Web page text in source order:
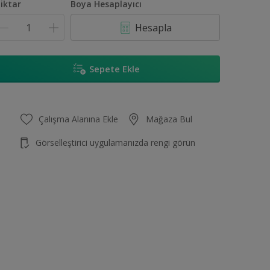
Boya Hesaplayıcı
Hesapla
Sepete Ekle
Çalışma Alanına Ekle Mağaza Bul
Görselleştirici uygulamanızda rengi görün